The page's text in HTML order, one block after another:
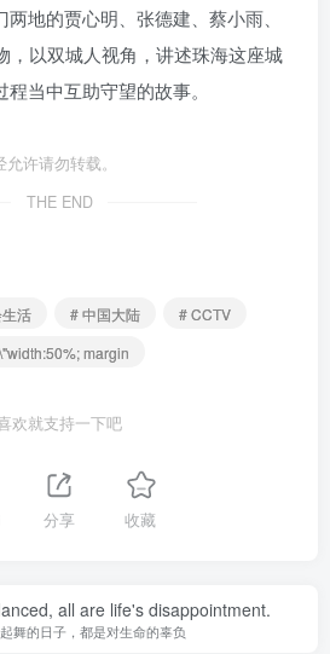
地的贾心明、张德建、蔡小雨、
，以双城人视角，讲述珠海这座城
当中互助守望的故事。
许请勿转载。
THE END
活 # 中国大陆
# CCTV
margin
欢就支持一下吧
分享 收藏
all are life's disappointment.
舞的日子，都是对生命的辜负